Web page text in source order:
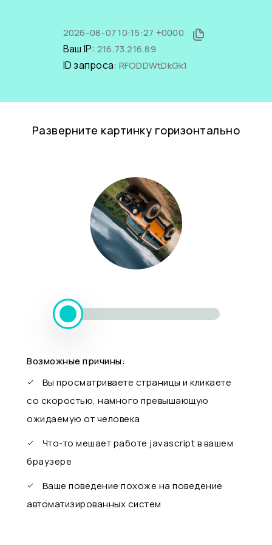
2026-08-07 10:15:27 +0000
Ваш IP: 216.73.216.89
ID запроса: RFODDWtDkGk1
Разверните картинку горизонтально
Возможные причины:
Вы просматриваете страницы и кликаете
со скоростью, намного превышающую
ожидаемую от человека
Что-то мешает работе javascript в вашем
браузере
Ваше поведение похоже на поведение
автоматизированных систем